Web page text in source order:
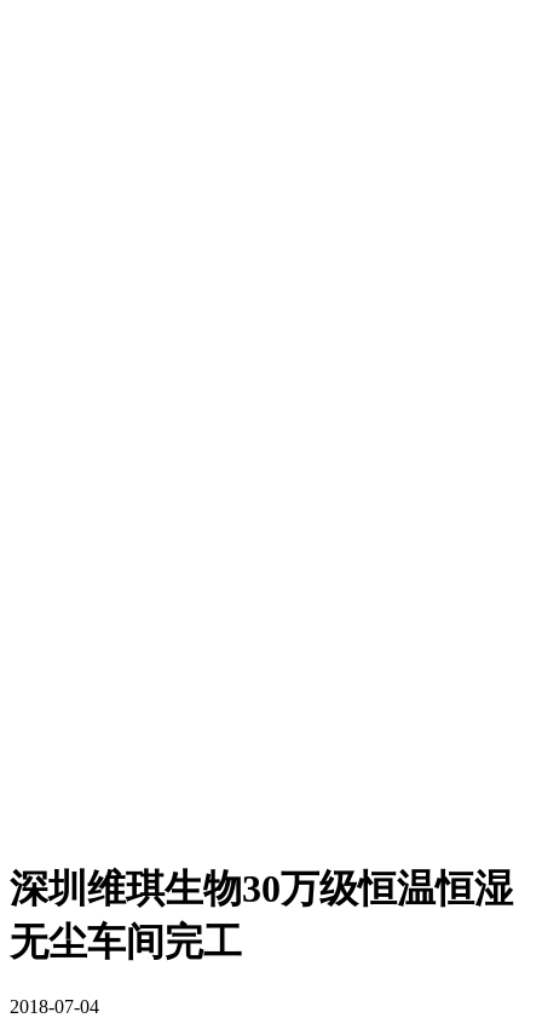
深圳维琪生物30万级恒温恒湿
无尘车间完工
2018-07-04